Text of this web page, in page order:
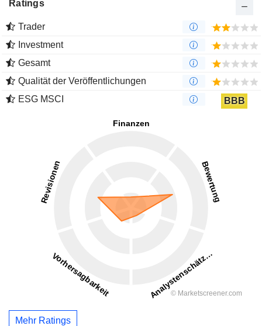
Ratings
Trader
Investment
Gesamt
Qualität der Veröffentlichungen
ESG MSCI
BBB
Mehr Ratings